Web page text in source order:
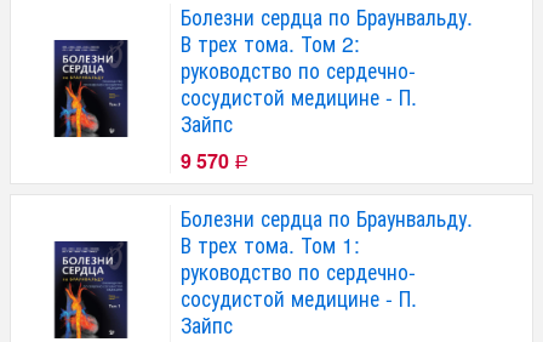
Болезни сердца по Браунвальду.
В трех тома. Том 2:
руководство по сердечно-
сосудистой медицине - П.
Зайпс
9 570 Р
Болезни сердца по Браунвальду.
В трех тома. Том 1:
руководство по сердечно-
сосудистой медицине - П.
Зайпс